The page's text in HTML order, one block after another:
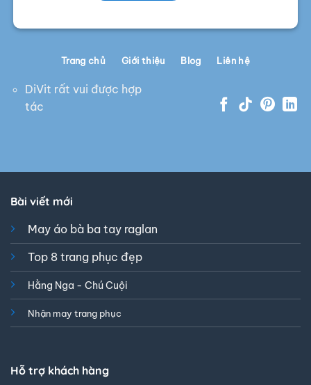
DiVit rất vui được hợp
tác
Trang chủ Giới thiệu Blog Liên hệ
Bài viết mới
May áo bà ba tay raglan
Top 8 trang phục đẹp
Hằng Nga - Chú Cuội
Nhận may trang phục
Hỗ trợ khách hàng